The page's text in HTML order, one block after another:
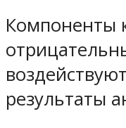
Компоненты
результаты